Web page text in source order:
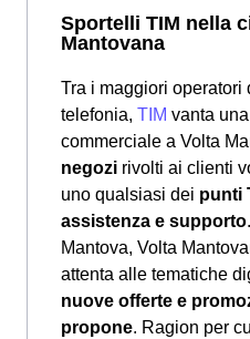
Sportelli TIM nella
Mantovana
Tra i maggiori operatori
telefonia, TIM vanta
commerciale a Volta
negozi rivolti ai clienti
uno qualsiasi dei punti
assistenza e supporto
Mantova, Volta
attenta alle tematiche
nuove offerte e
propone. Ragion per